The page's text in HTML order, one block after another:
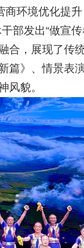
环境优化提
部发出“做宣
合，展现了传
篇》、情景表
风貌。